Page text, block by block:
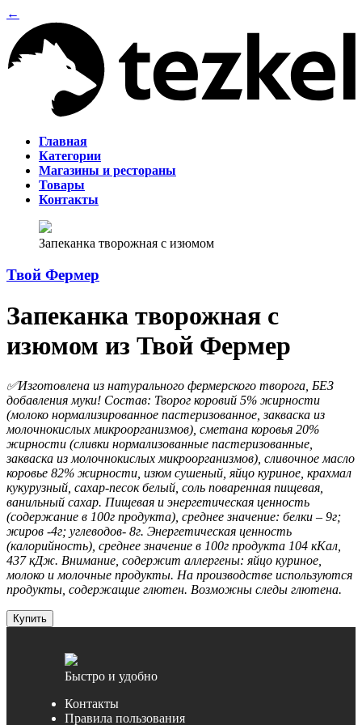
←
Главная
Категории
Магазины и рестораны
Товары
Контакты
Запеканка творожная с изюмом
Твой Фермер
Запеканка творожная с
изюмом из Твой Фермер
✅Изготовлена из натурального фермерского творога, БЕЗ
добавления муки! Состав: Творог коровий 5% жирности
(молоко нормализированное пастеризованное, закваска из
молочнокислых микроорганизмов), сметана коровья 20%
жирности (сливки нормализованные пастеризованные,
закваска из молочнокислых микроорганизмов), сливочное масло
коровье 82% жирности, изюм сушеный, яйцо куриное, крахмал
кукурузный, сахар-песок белый, соль поваренная пищевая,
ванильный сахар. Пищевая и энергетическая ценность
(содержание в 100г продукта), среднее значение: белки – 9г;
жиров -4г; углеводов- 8г. Энергетическая ценность
(калорийность), среднее значение в 100г продукта 104 кКал,
437 кДж. Внимание, содержит аллергены: яйцо куриное,
молоко и молочные продукты. На производстве используются
продукты, содержащие глютен. Возможны следы глютена.
Купить
Быстро и удобно
Контакты
Правила пользования